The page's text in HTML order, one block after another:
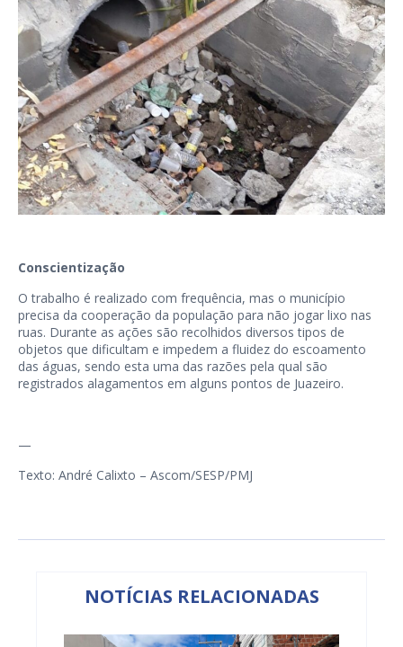
Conscientização
O trabalho é realizado com frequência, mas o município
precisa da cooperação da população para não jogar lixo nas
ruas. Durante as ações são recolhidos diversos tipos de
objetos que dificultam e impedem a fluidez do escoamento
das águas, sendo esta uma das razões pela qual são
registrados alagamentos em alguns pontos de Juazeiro.
—
Texto: André Calixto – Ascom/SESP/PMJ
NOTÍCIAS RELACIONADAS